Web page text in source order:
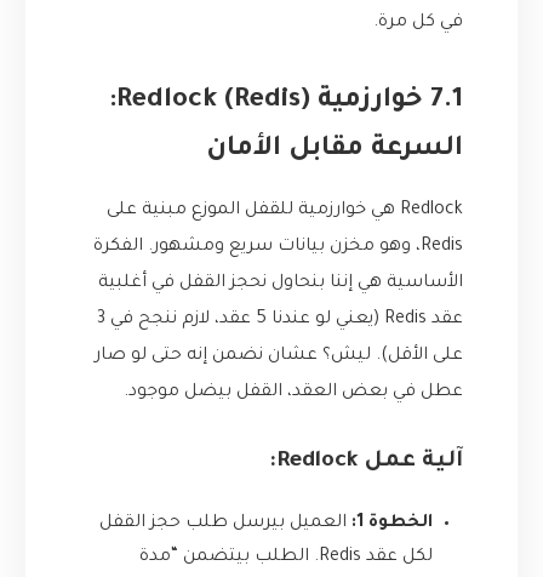
في كل مرة.
7.1 خوارزمية Redlock (Redis):
السرعة مقابل الأمان
Redlock هي خوارزمية للقفل الموزع مبنية على
Redis، وهو مخزن بيانات سريع ومشهور. الفكرة
الأساسية هي إننا بنحاول نحجز القفل في أغلبية
عقد Redis (يعني لو عندنا 5 عقد، لازم ننجح في 3
على الأقل). ليش؟ عشان نضمن إنه حتى لو صار
عطل في بعض العقد، القفل بيضل موجود.
آلية عمل Redlock:
الخطوة 1:
العميل بيرسل طلب حجز القفل
لكل عقد Redis. الطلب بيتضمن “مدة